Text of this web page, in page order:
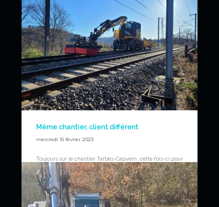
de maintenance de Joncherolles.
Levage de poutres de 6 tonnes à 9 mètres de hauteur
grâce à deux pelles rail-route et aux bras de
manutention.
News
Même chantier, client différent
mercredi 15 février 2023
Toujours sur le chantier Tarbes-Capvern, cette fois-ci pour
Routières des Pyrénnées (Eurovia) pour des travaux de
voie. Pelle rail-route CAT M323F et remorque ferroviaire
UNAC FT425 pour optimiser la logistique chantier,
notamment pour le ballast.